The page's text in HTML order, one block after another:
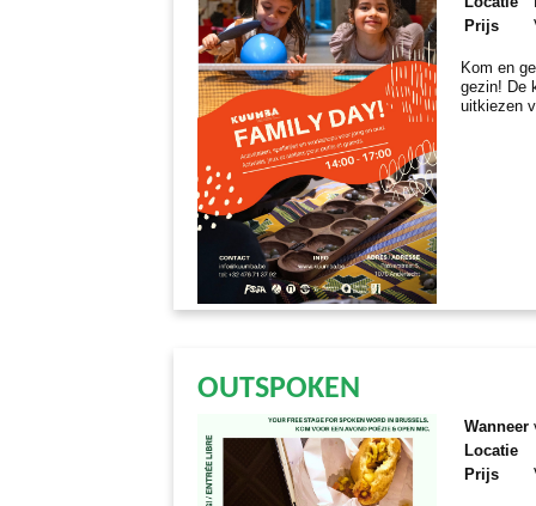
Prijs
Kom en
gezin! De
uitkiezen
OUTSPOKEN
Wanneer
Locatie
Prijs